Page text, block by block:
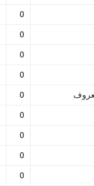
0
0
0
0
0
0
0
0
0